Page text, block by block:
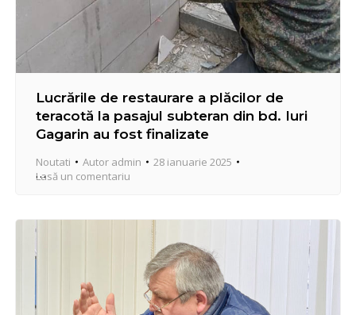
Lucrările de restaurare a plăcilor de
teracotă la pasajul subteran din bd. Iuri
Gagarin au fost finalizate
Noutati Autor admin
28 ianuarie 2025
Lasă un comentariu